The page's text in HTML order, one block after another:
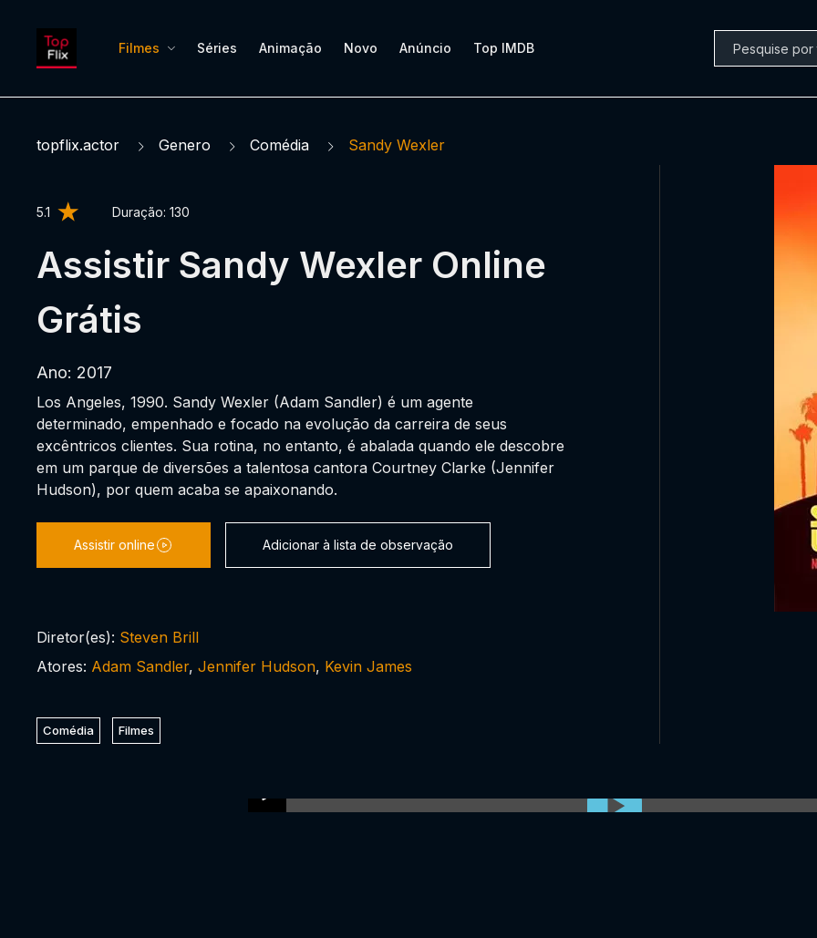
Filmes Séries Animação Novo Anúncio Top IMDB
topflix.actor Genero Comédia Sandy Wexler
5.1 Duração: 130
Assistir Sandy Wexler Online
Grátis
Ano: 2017
Los Angeles, 1990. Sandy Wexler (Adam Sandler) é um agente
determinado, empenhado e focado na evolução da carreira de seus
excêntricos clientes. Sua rotina, no entanto, é abalada quando ele descobre
em um parque de diversões a talentosa cantora Courtney Clarke (Jennifer
Hudson), por quem acaba se apaixonando.
Assistir online Adicionar à lista de observação
Diretor(es): Steven Brill
Atores: Adam Sandler, Jennifer Hudson, Kevin James
Comédia Filmes